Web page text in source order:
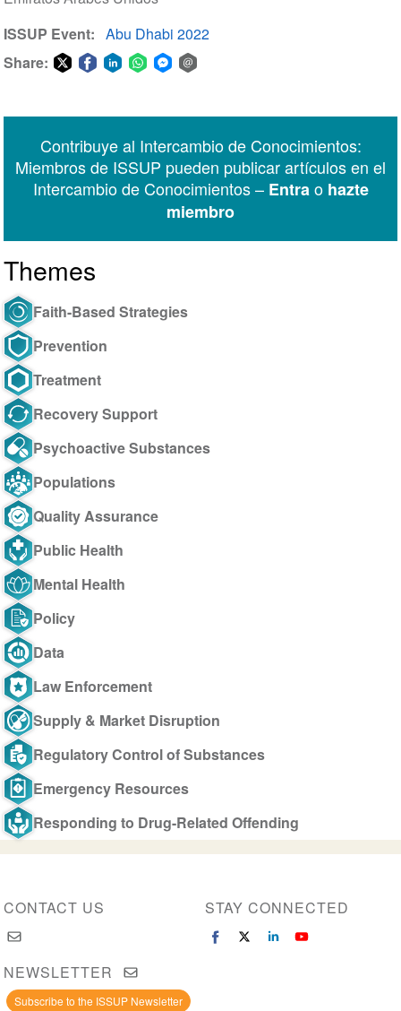
ISSUP Event
Abu Dhabi 2022
Share:
Messenger
Contribuye al Intercambio de Conocimientos:
Miembros de ISSUP pueden publicar artículos en el
Intercambio de Conocimientos – Entrao hazte
miembro
Themes
Faith-Based Strategies
Prevention
Treatment
Recovery Support
Psychoactive Substances
Populations
Quality Assurance
Public Health
Mental Health
Policy
Data
Law Enforcement
Supply & Market Disruption
Regulatory Control of Substances
Emergency Resources
Responding to Drug-Related Offending
CONTACT US STAY CONNECTED
NEWSLETTER
Subscribe to the ISSUP Newsletter